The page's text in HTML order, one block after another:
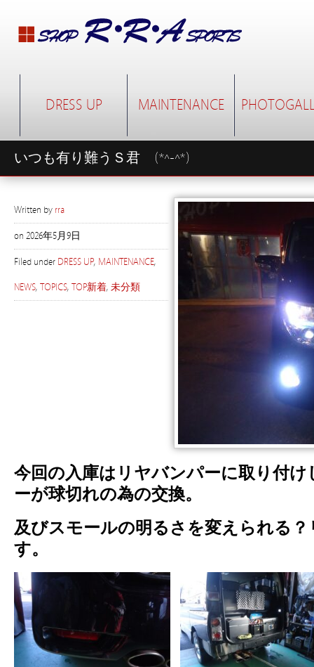
DRESS UP MAINTENANCE
いつも有り難うＳ君 (*^-^*)
Written by rra
on 2026年5月9日
Filed under DRESS UP, MAINTENANCE,
NEWS, TOPICS, TOP新着, 未分類
今回の入庫はリヤバンパーに取り付
ーが球切れの為の交換。
及びスモールの明るさを変えられる
す。